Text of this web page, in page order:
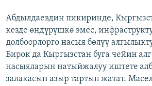
Абдылдаевдин пикиринде,
кезде өндүрүшкө эмес,
долбоорлорго насыя бөлүү
Бирок да Кыргызстан буга чейин
насыяларын натыйжалуу иштете
залакасын азыр тартып жатат.